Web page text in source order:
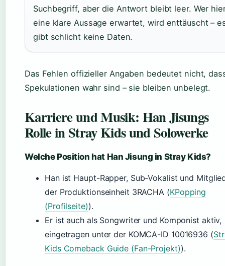
Suchbegriff, aber die Antwort bleibt leer. Wer
eine klare Aussage erwartet, wird enttäuscht –
gibt schlicht keine Daten.
Das Fehlen offizieller Angaben bedeutet nicht,
Spekulationen wahr sind – sie bleiben unbelegt.
Karriere und Musik: Han Jisungs
Rolle in Stray Kids und Solowerke
Welche Position hat Han Jisung in Stray Kids?
Han ist Haupt-Rapper, Sub-Vokalist und
der Produktionseinheit 3RACHA (KPopping
(Profilseite)).
Er ist auch als Songwriter und Komponist aktiv,
eingetragen unter der KOMCA-ID 10016936 (
Kids Comeback Guide (Fan-Projekt)).